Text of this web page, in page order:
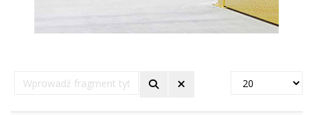
Wprowadź
fragment
Pokaż